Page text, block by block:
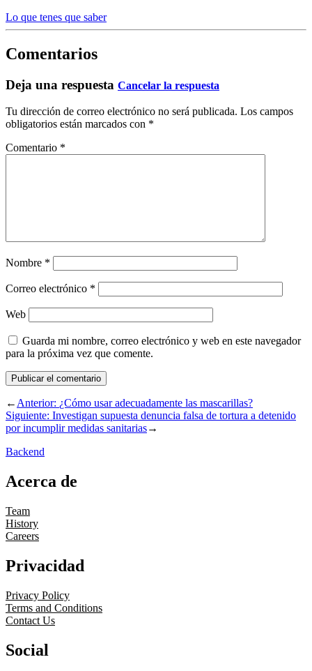
Lo que tenes que saber
Comentarios
Deja una respuesta Cancelar la respuesta
Tu dirección de correo electrónico no será publicada. Los campos
obligatorios están marcados con *
Comentario *
Nombre *
Correo electrónico *
Web
Guarda mi nombre, correo electrónico y web en este navegador
para la próxima vez que comente.
←Anterior: ¿Cómo usar adecuadamente las mascarillas?
Siguiente: Investigan supuesta denuncia falsa de tortura a detenido
por incumplir medidas sanitarias→
Backend
Acerca de
Team
History
Careers
Privacidad
Privacy Policy
Terms and Conditions
Contact Us
Social